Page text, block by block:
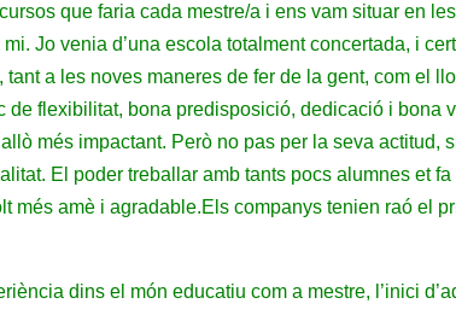
que faria cada mestre/a i ens vam situar en
Jo venia d’una escola totalment concertada, i
tant a les noves maneres de fer de la gent, com el
de flexibilitat, bona predisposició, dedicació i bona
més impactant. Però no pas per la seva actitud,
El poder treballar amb tants pocs alumnes et
més amè i agradable.Els companys tenien raó el
dins el món educatiu com a mestre, l’inici